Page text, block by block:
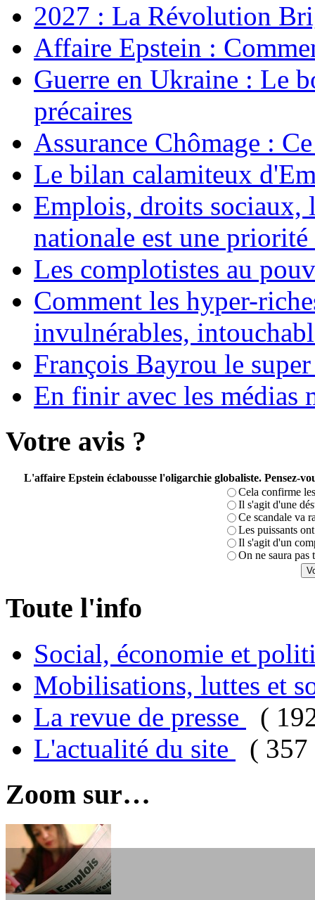
2027 : La Révolution
Affaire Epstein :
Guerre en Ukraine : Le
précaires
Assurance Chômage :
Le bilan calamiteux
Emplois, droits sociaux,
nationale est une
Les complotistes au
Comment les hyper-
invulnérables,
François Bayrou le
En finir avec les médias
Votre avis ?
L'affaire Epstein éclabousse l'oligarchie globaliste. Pensez-
Cela confirme
Il s'agit d'une
Ce scandale va
Les puissants
Il s'agit d'un
On ne saura pas
Toute l'info
Social, économie et
Mobilisations, luttes et
La revue de presse
(
L'actualité du site
( 357
Zoom sur…